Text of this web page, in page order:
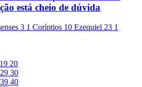
está cheio de dúvida
3 1 Coríntios 10 Ezequiel 23 1
19 20
29 30
39 40